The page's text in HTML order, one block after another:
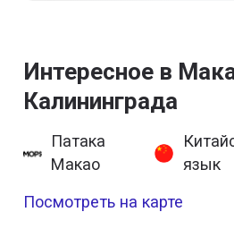
Интересное в
Калининграда
Патака
Макао
язык
Посмотреть на карте